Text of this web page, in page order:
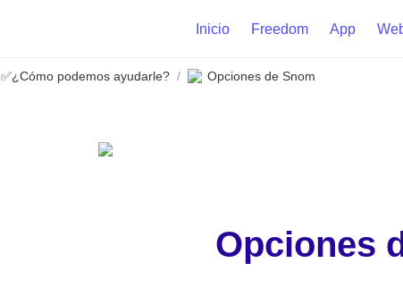
Inicio Freedom App
✅¿Cómo podemos ayudarle? / Opciones de Snom
Opciones